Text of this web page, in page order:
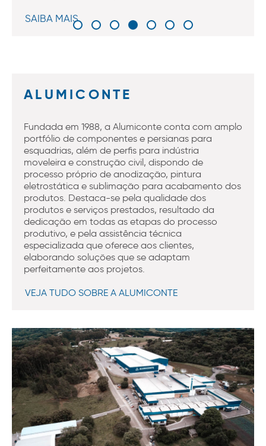
SAIBA MAIS
ALUMICONTE
Fundada em 1988, a Alumiconte conta com amplo
portfólio de componentes e persianas para
esquadrias, além de perfis para indústria
moveleira e construção civil, dispondo de
processo próprio de anodização, pintura
eletrostática e sublimação para acabamento dos
produtos. Destaca-se pela qualidade dos
produtos e serviços prestados, resultado da
dedicação em todas as etapas do processo
produtivo, e pela assistência técnica
especializada que oferece aos clientes,
elaborando soluções que se adaptam
perfeitamente aos projetos.
VEJA TUDO SOBRE A ALUMICONTE